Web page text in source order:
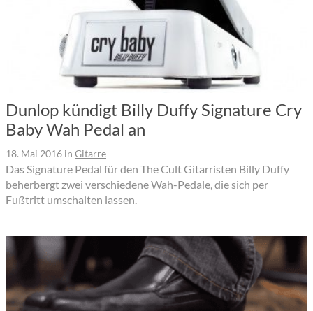
Dunlop kündigt Billy Duffy Signature Cry
Baby Wah Pedal an
18. Mai 2016 in Gitarre
Das Signature Pedal für den The Cult Gitarristen Billy Duffy
beherbergt zwei verschiedene Wah-Pedale, die sich per
Fußtritt umschalten lassen.